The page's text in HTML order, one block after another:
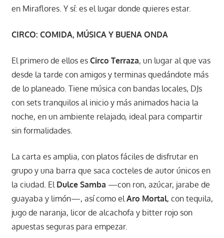
en Miraflores. Y sí: es el lugar donde quieres estar.
CIRCO: COMIDA, MÚSICA Y BUENA ONDA
El primero de ellos es Circo Terraza, un lugar al que vas
desde la tarde con amigos y terminas quedándote más
de lo planeado. Tiene música con bandas locales, DJs
con sets tranquilos al inicio y más animados hacia la
noche, en un ambiente relajado, ideal para compartir
sin formalidades.
La carta es amplia, con platos fáciles de disfrutar en
grupo y una barra que saca cocteles de autor únicos en
la ciudad. El Dulce Samba —con ron, azúcar, jarabe de
guayaba y limón—, así como el Aro Mortal, con tequila,
jugo de naranja, licor de alcachofa y bitter rojo son
apuestas seguras para empezar.